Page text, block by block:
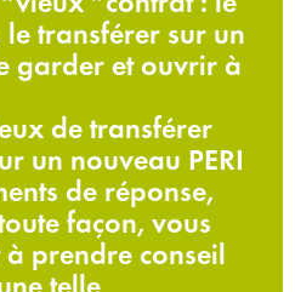
transférer sur un
garder et ouvrir à
de transférer
un nouveau PERI
de réponse,
façon, vous
prendre conseil